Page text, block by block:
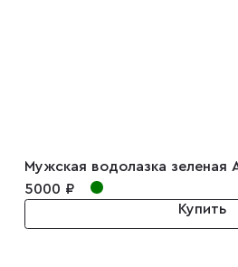
Мужская водолазка зеленая
5000 ₽
Купить